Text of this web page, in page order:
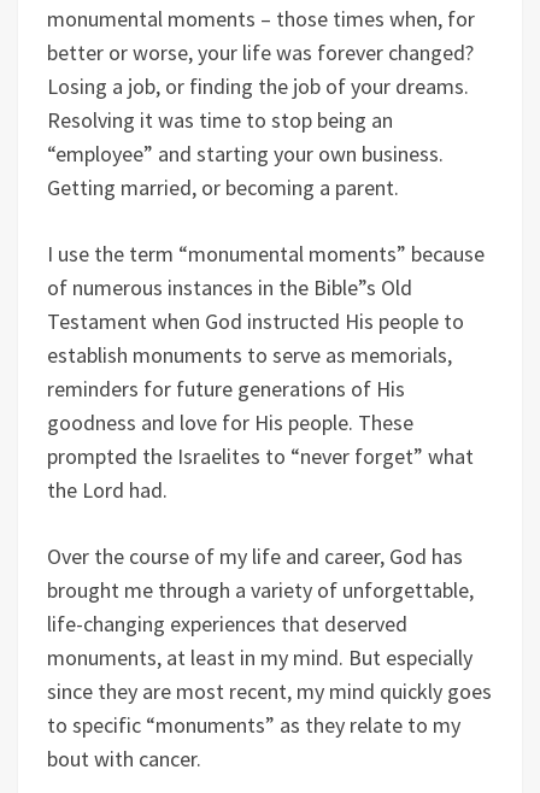
monumental moments – those times when, for
better or worse, your life was forever changed?
Losing a job, or finding the job of your dreams.
Resolving it was time to stop being an
“employee” and starting your own business.
Getting married, or becoming a parent.
I use the term “monumental moments” because
of numerous instances in the Bible”s Old
Testament when God instructed His people to
establish monuments to serve as memorials,
reminders for future generations of His
goodness and love for His people. These
prompted the Israelites to “never forget” what
the Lord had.
Over the course of my life and career, God has
brought me through a variety of unforgettable,
life-changing experiences that deserved
monuments, at least in my mind. But especially
since they are most recent, my mind quickly goes
to specific “monuments” as they relate to my
bout with cancer.